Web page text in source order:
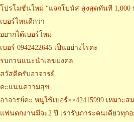
โปรโมชั่นใหม่ “แจกโบนัส สูงสุดทันที 1,000
เบอร์ไหนดีกว่า
อยากได้เบอร์ใหม่
เบอร์ 0942422645 เป็นอย่างไรคะ
รบกวนแนะนำเลขมงคล
สวัสดีครับอาจารย์
คะแนนความสุข
อาจารย์คะ หนูใช้เบอร์××42415999 เหมาะส
แฟนตกงานมีจะ2 ปี เรารับภาระคนเดียวทุกอ